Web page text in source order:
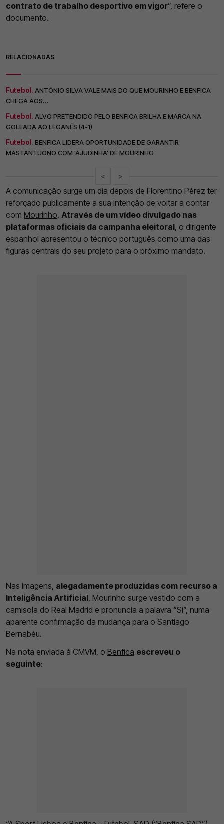
contrato de trabalho desportivo em vigor”, refere o
documento.
RELACIONADAS
Futebol. ANTÓNIO SILVA VALE MAIS DO QUE MOURINHO E BENFICA
CHEGA AOS…
Futebol. ALVO PRETENDIDO PELO BENFICA BRILHA E MARCA NA
GOLEADA AO LEGANÉS (4-1)
Futebol. BENFICA LIDERA OPORTUNIDADE DE GARANTIR
MASTANTUONO COM 'AJUDINHA' DE MOURINHO
< >
A comunicação surge um dia depois de Florentino Pérez ter
reforçado publicamente a sua intenção de voltar a contar
com Mourinho. Através de um vídeo divulgado nas
plataformas oficiais da campanha eleitoral, o dirigente
espanhol apresentou o técnico português como uma das
figuras centrais do seu projeto para o próximo mandato.
Nas imagens, alegadamente produzidas com recurso a
Inteligência Artificial, Mourinho surge vestido com a
camisola do Real Madrid e pronuncia a palavra “Sí”, numa
aparente confirmação da mudança para o Santiago
Bernabéu.
Na nota enviada à CMVM, o Benfica escreveu o
seguinte: